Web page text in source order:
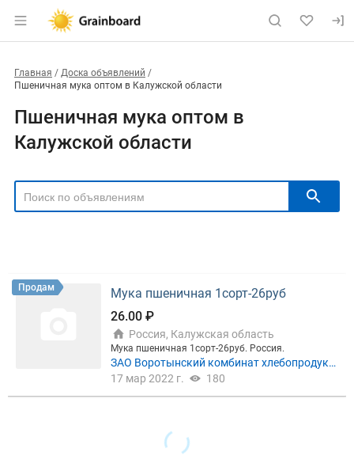
Главная
Доска объявлений
Пшеничная мука оптом в Калужской области
Пшеничная мука оптом в
Калужской области
ТИП СДЕЛКИ
Продам
Мука пшеничная 1сорт-26руб
26.00 ₽
Россия, Калужская область
Мука пшеничная 1сорт-26руб. Россия.
ЗАО Воротынский комбинат хлебопродукт
ов
17 мар 2022 г. 180